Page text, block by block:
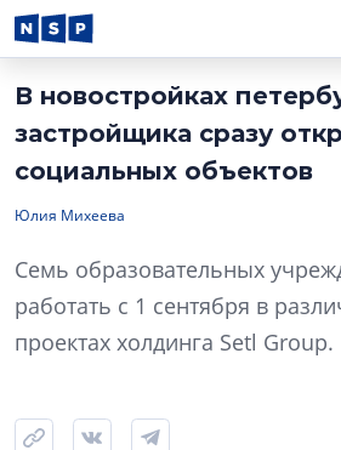
В новостройках
застройщика сразу
социальных объектов
Юлия Михеева
Семь образовательных
работать с 1 сентября в
проектах холдинга Setl Group.